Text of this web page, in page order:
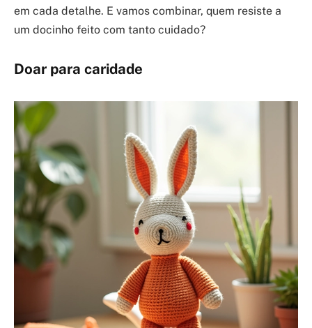
em cada detalhe. E vamos combinar, quem resiste a
um docinho feito com tanto cuidado?
Doar para caridade